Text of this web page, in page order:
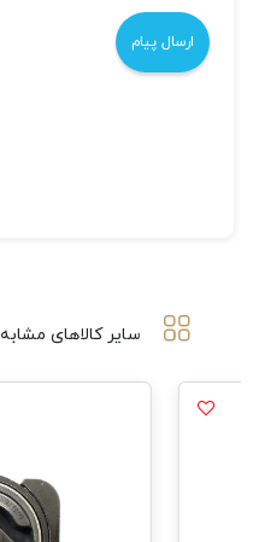
سایر کالاهای مشابه